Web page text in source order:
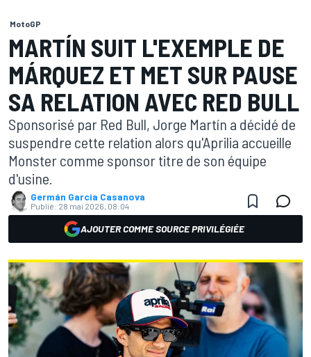
MotoGP
MARTÍN SUIT L'EXEMPLE DE
MÁRQUEZ ET MET SUR PAUSE
SA RELATION AVEC RED BULL
Sponsorisé par Red Bull, Jorge Martín a décidé de
suspendre cette relation alors qu'Aprilia accueille
Monster comme sponsor titre de son équipe
d'usine.
Germán Garcia Casanova
Publié: 28 mai 2026, 08:04
AJOUTER COMME SOURCE PRIVILÉGIÉE